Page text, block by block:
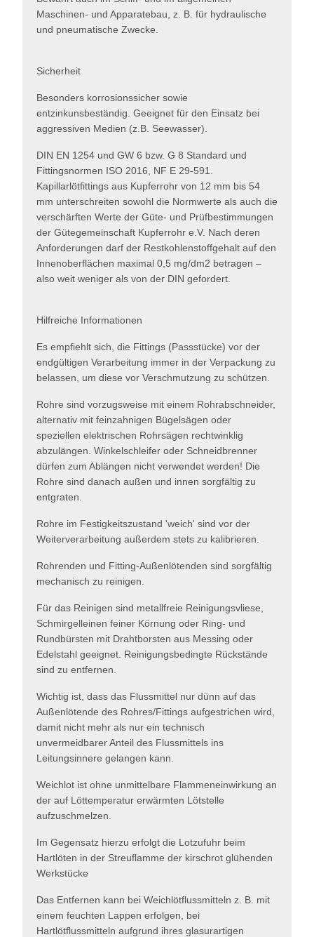
Maschinen- und Apparatebau, z. B. für hydraulische
und pneumatische Zwecke.
Sicherheit
Besonders korrosionssicher sowie
entzinkunsbeständig. Geeignet für den Einsatz bei
aggressiven Medien (z.B. Seewasser).
DIN EN 1254 und GW 6 bzw. G 8 Standard und
Fittingsnormen ISO 2016, NF E 29-591.
Kapillarlötfittings aus Kupferrohr von 12 mm bis 54
mm unterschreiten sowohl die Normwerte als auch die
verschärften Werte der Güte- und Prüfbestimmungen
der Gütegemeinschaft Kupferrohr e.V. Nach deren
Anforderungen darf der Restkohlenstoffgehalt auf den
Innenoberflächen maximal 0,5 mg/dm2 betragen –
also weit weniger als von der DIN gefordert.
Hilfreiche Informationen
Es empfiehlt sich, die Fittings (Passstücke) vor der
endgültigen Verarbeitung immer in der Verpackung zu
belassen, um diese vor Verschmutzung zu schützen.
Rohre sind vorzugsweise mit einem Rohrabschneider,
alternativ mit feinzahnigen Bügelsägen oder
speziellen elektrischen Rohrsägen rechtwinklig
abzulängen. Winkelschleifer oder Schneidbrenner
dürfen zum Ablängen nicht verwendet werden! Die
Rohre sind danach außen und innen sorgfältig zu
entgraten.
Rohre im Festigkeitszustand 'weich' sind vor der
Weiterverarbeitung außerdem stets zu kalibrieren.
Rohrenden und Fitting-Außenlötenden sind sorgfältig
mechanisch zu reinigen.
Für das Reinigen sind metallfreie Reinigungsvliese,
Schmirgelleinen feiner Körnung oder Ring- und
Rundbürsten mit Drahtborsten aus Messing oder
Edelstahl geeignet. Reinigungsbedingte Rückstände
sind zu entfernen.
Wichtig ist, dass das Flussmittel nur dünn auf das
Außenlötende des Rohres/Fittings aufgestrichen wird,
damit nicht mehr als nur ein technisch
unvermeidbarer Anteil des Flussmittels ins
Leitungsinnere gelangen kann.
Weichlot ist ohne unmittelbare Flammeneinwirkung an
der auf Löttemperatur erwärmten Lötstelle
aufzuschmelzen.
Im Gegensatz hierzu erfolgt die Lotzufuhr beim
Hartlöten in der Streuflamme der kirschrot glühenden
Werkstücke
Das Entfernen kann bei Weichlötflussmitteln z. B. mit
einem feuchten Lappen erfolgen, bei
Hartlötflussmitteln aufgrund ihres glasurartigen